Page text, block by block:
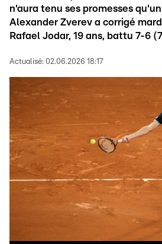
n'aura tenu ses promesses
Alexander Zverev a corrigé
Rafael Jodar, 19 ans, battu 7-6
Actualisé: 02.06.2026 18:17